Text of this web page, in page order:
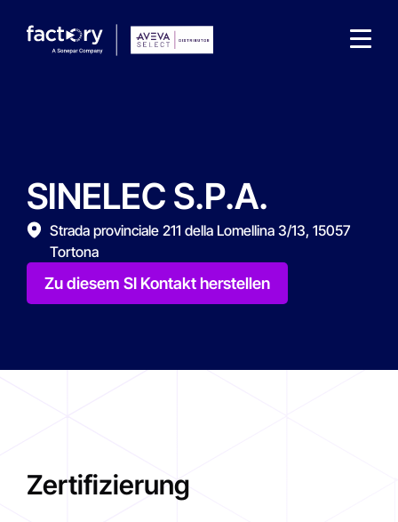
Wonach suchst du ?
SINELEC S.P.A.
Strada provinciale 211 della Lomellina 3/13, 15057
Tortona
Zu diesem SI Kontakt herstellen
Zertifizierung